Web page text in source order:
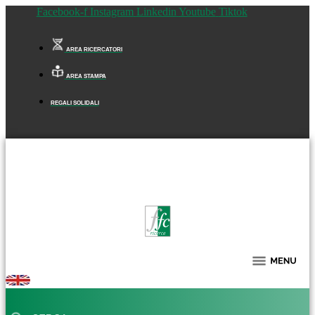
Facebook-f Instagram Linkedin Youtube Tiktok
AREA RICERCATORI
AREA STAMPA
REGALI SOLIDALI